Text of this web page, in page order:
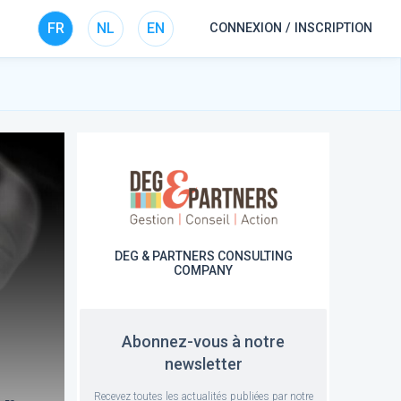
FR NL EN CONNEXION / INSCRIPTION
DEG & PARTNERS CONSULTING
COMPANY
Abonnez-vous à notre
newsletter
Recevez toutes les actualités publiées par notre